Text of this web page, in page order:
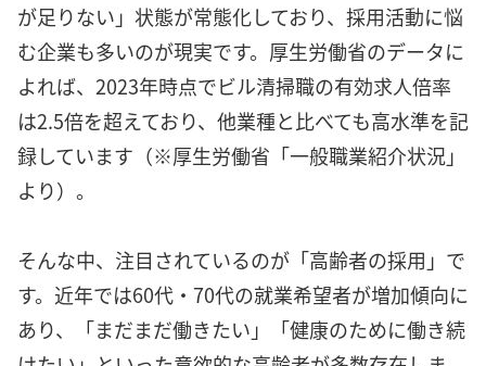
が足りない」状態が常態化しており、採用活動に悩
む企業も多いのが現実です。厚生労働省のデータに
よれば、2023年時点でビル清掃職の有効求人倍率
は2.5倍を超えており、他業種と比べても高水準を記
録しています（※厚生労働省「一般職業紹介状況」
より）。
そんな中、注目されているのが「高齢者の採用」で
す。近年では60代・70代の就業希望者が増加傾向に
あり、「まだまだ働きたい」「健康のために働き続